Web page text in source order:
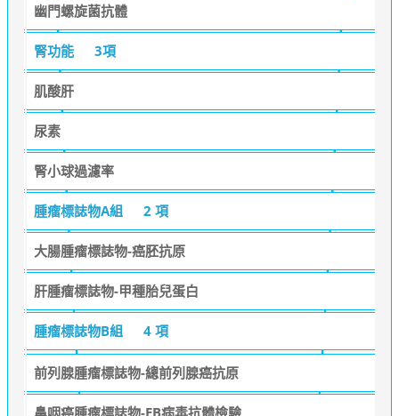
幽門螺旋菌抗體
腎功能 3項
肌酸肝
尿素
腎小球過濾率
腫瘤標誌物A組 2 項
大腸腫瘤標誌物-癌胚抗原
肝腫瘤標誌物-甲種胎兒蛋白
腫瘤標誌物B組 4 項
前列腺腫瘤標誌物-總前列腺癌抗原
鼻咽癌腫瘤標誌物-EB病毒抗體檢驗